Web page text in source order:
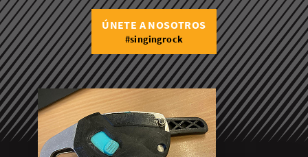
ÚNETE A NOSOTROS
#singingrock